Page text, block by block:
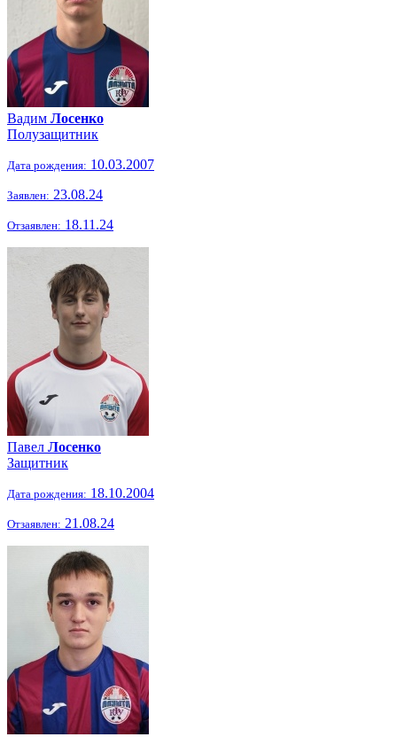
Вадим Лосенко
Полузащитник
Дата рождения: 10.03.2007
Заявлен: 23.08.24
Отзаявлен: 18.11.24
Павел Лосенко
Защитник
Дата рождения: 18.10.2004
Отзаявлен: 21.08.24